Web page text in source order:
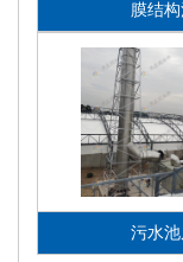
膜结
污水